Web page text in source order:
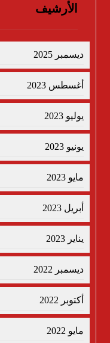
الأرشيف
ديسمبر 2025
أغسطس 2023
يوليو 2023
يونيو 2023
مايو 2023
أبريل 2023
يناير 2023
ديسمبر 2022
أكتوبر 2022
مايو 2022